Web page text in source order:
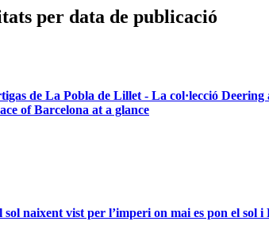
per data de publicació
de La Pobla de Lillet - La col·lecció
of Barcelona at a glance
naixent vist per l’imperi on mai es pon el sol